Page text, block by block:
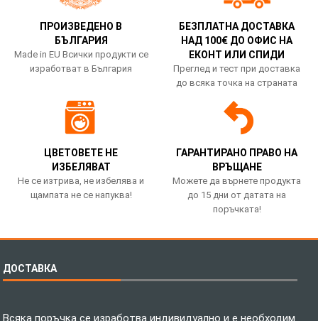
ПРОИЗВЕДЕНО В
БЪЛГАРИЯ
Made in EU Всички продукти се
изработват в България
БЕЗПЛАТНА ДОСТАВКА
НАД 100€ ДО ОФИС НА
ЕКОНТ ИЛИ СПИДИ
Преглед и тест при доставка
до всяка точка на страната
ЦВЕТОВЕТЕ НЕ
ИЗБЕЛЯВАТ
Не се изтрива, не избелява и
щампата не се напуква!
ГАРАНТИРАНО ПРАВО НА
ВРЪЩАНЕ
Можете да върнете продукта
до 15 дни от датата на
поръчката!
ДОСТАВКА
Всяка поръчка се изработва индивидуално и е необходим